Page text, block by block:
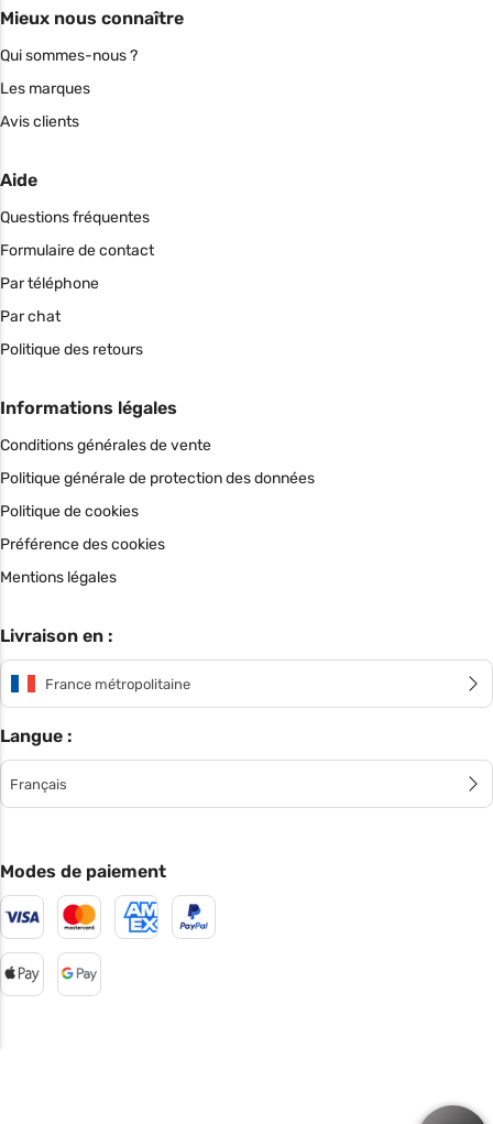
Mieux nous connaître
Qui sommes-nous ?
Les marques
Avis clients
Aide
Questions fréquentes
Formulaire de contact
Par téléphone
Par chat
Politique des retours
Informations légales
Conditions générales de vente
Politique générale de protection des données
Politique de cookies
Préférence des cookies
Mentions légales
Livraison en :
France métropolitaine
Langue :
Français
Modes de paiement